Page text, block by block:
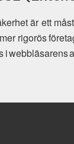
är ett
rigorös
i webbläsarens